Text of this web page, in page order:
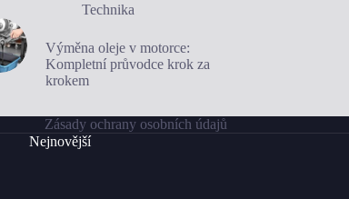
Technika
Výměna oleje v motorce:
Kompletní průvodce krok za
krokem
Zásady ochrany osobních údajů
Nejnovější